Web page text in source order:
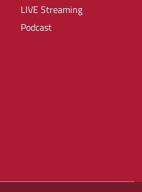
LIVE Streaming
Podcast